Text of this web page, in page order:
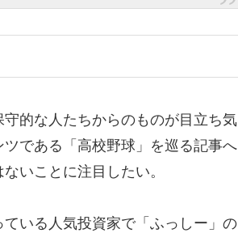
的な人たちからのものが目立ち気
である「高校野球」を巡る記事へ
いことに注目したい。
いる人気投資家で「ふっしー」の